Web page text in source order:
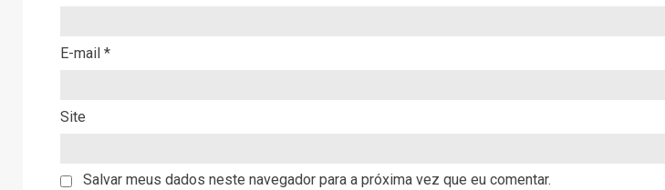
E-mail *
Site
Salvar meus dados neste navegador para a próxima vez que eu comentar.